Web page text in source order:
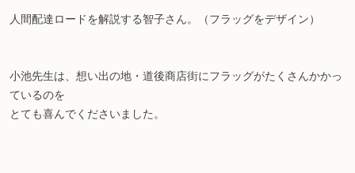
人間配達ロードを解説する智子さん。（フラッグをデザイン）
小池先生は、想い出の地・道後商店街にフラッグがたくさんかかっ
ているのを
とても喜んでくださいました。